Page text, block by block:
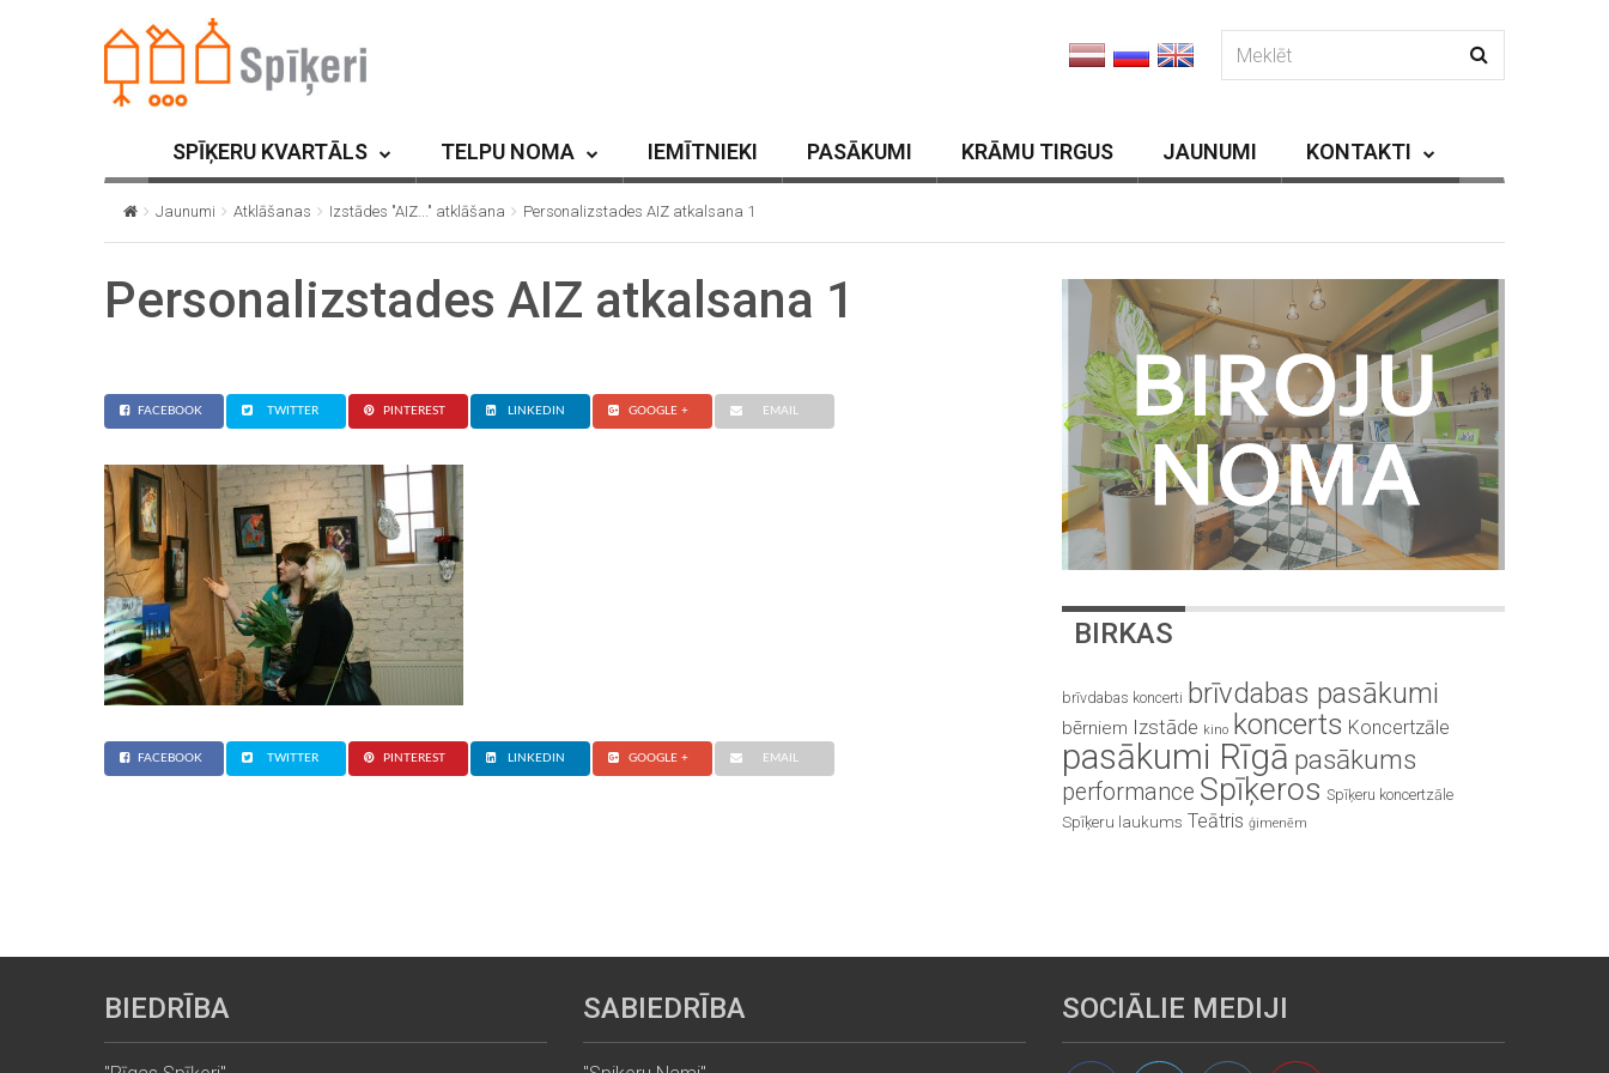
SPĪĶERU KVARTĀLS TELPU NOMA IEMĪTNIEKI PASĀKUMI KRĀMU TIRGUS JAUNUMI KONTAKTI
Jaunumi Atklāšanas Izstādes "AIZ..." atklāšana Personalizstades AIZ atkalsana 1
Personalizstades AIZ atkalsana 1
FACEBOOK TWITTER PINTEREST LINKEDIN GOOGLE + EMAIL
FACEBOOK TWITTER PINTEREST LINKEDIN GOOGLE + EMAIL
BIRKAS
brīvdabas koncerti brīvdabas pasākumi
bērniem Izstāde kino koncerts Koncertzāle
pasākumi Rīgā pasākums
performance Spīķeros Spīķeru koncertzāle
Spīķeru laukums Teātris ģimenēm
BIEDRĪBA SABIEDRĪBA SOCIĀLIE MEDIJI